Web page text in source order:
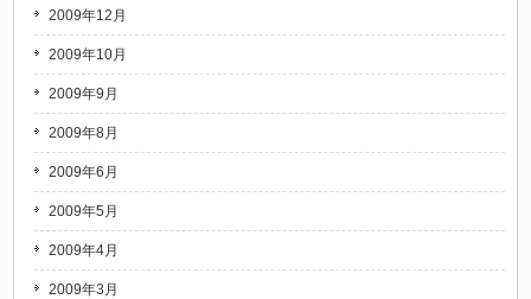
2009年12月
2009年10月
2009年9月
2009年8月
2009年6月
2009年5月
2009年4月
2009年3月